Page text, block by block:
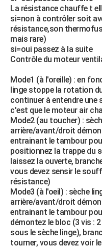
La résistance chauffe t
si=non à contrôler soit
résistance,son
mais rare)
si=oui passez à la suite
Contrôle du moteur
Mode1 (à l'oreille) : en
linge stoppe la rotation
continuer à entendre une
c'est que le moteur air
Mode2 (au toucher) :
arrière/avant/droit
entrainant le tambour
positionnez la trappe du
laissez la ouverte,
vous devez sensir le
résistance)
Mode3 (à l'oeil) : sèche
arrière/avant/droit
entrainant le tambour
démontez le bloc (3 vis :
sous le sèche linge),
tourner, vous devez voir